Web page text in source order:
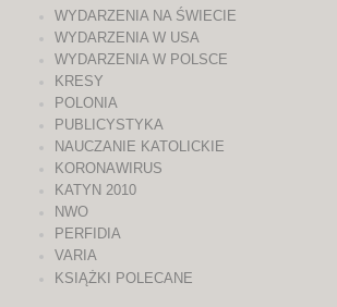
WYDARZENIA NA ŚWIECIE
WYDARZENIA W USA
WYDARZENIA W POLSCE
KRESY
POLONIA
PUBLICYSTYKA
NAUCZANIE KATOLICKIE
KORONAWIRUS
KATYN 2010
NWO
PERFIDIA
VARIA
KSIĄŻKI POLECANE